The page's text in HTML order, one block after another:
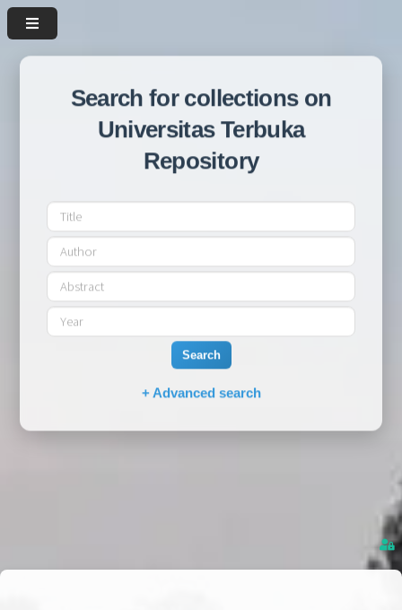
Search for collections on
Universitas Terbuka
Repository
Search
+ Advanced search